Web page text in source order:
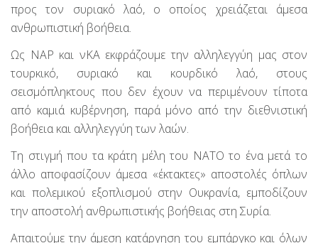
προς τον συριακό λαό, ο οποίος χρειάζεται άμεσα
ανθρωπιστική βοήθεια.
Ως ΝΑΡ και νΚΑ εκφράζουμε την αλληλεγγύη μας στον
τουρκικό, συριακό και κουρδικό λαό, στους
σεισμόπληκτους που δεν έχουν να περιμένουν τίποτα
από καμιά κυβέρνηση, παρά μόνο από την διεθνιστική
βοήθεια και αλληλεγγύη των λαών.
Τη στιγμή που τα κράτη μέλη του ΝΑΤΟ το ένα μετά το
άλλο αποφασίζουν άμεσα «έκτακτες» αποστολές όπλων
και πολεμικού εξοπλισμού στην Ουκρανία, εμποδίζουν
την αποστολή ανθρωπιστικής βοήθειας στη Συρία.
Απαιτούμε την άμεση κατάργηση του εμπάργκο και όλων